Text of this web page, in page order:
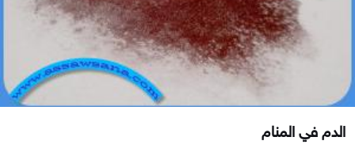
الدم في المنام